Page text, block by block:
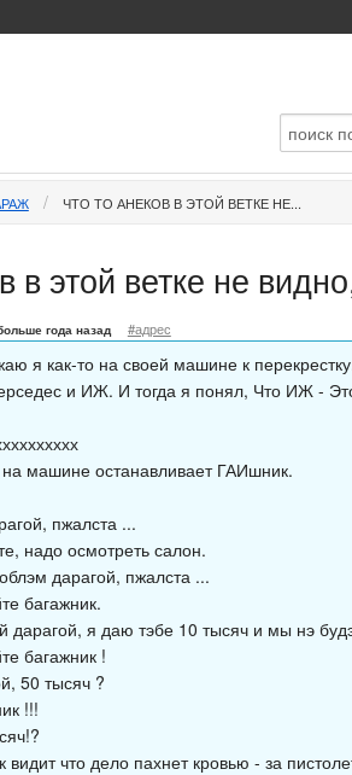
ЧТО ТО АНЕКОВ В ЭТОЙ ВЕТКЕ НЕ...
в этой ветке не
года назад #адрес
я как-то на своей машине к
и ИЖ. И тогда я понял, Что ИЖ -
на машине останавливает ГАИшник.
пжалста ...
надо осмотреть салон.
дарагой, пжалста ...
багажник.
дарагой, я даю тэбе 10 тысяч и мы нэ
багажник !
50 тысяч ?
!!!
видит что дело пахнет кровью - за